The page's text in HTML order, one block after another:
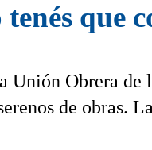
tenés que
Unión Obrera
de obras.